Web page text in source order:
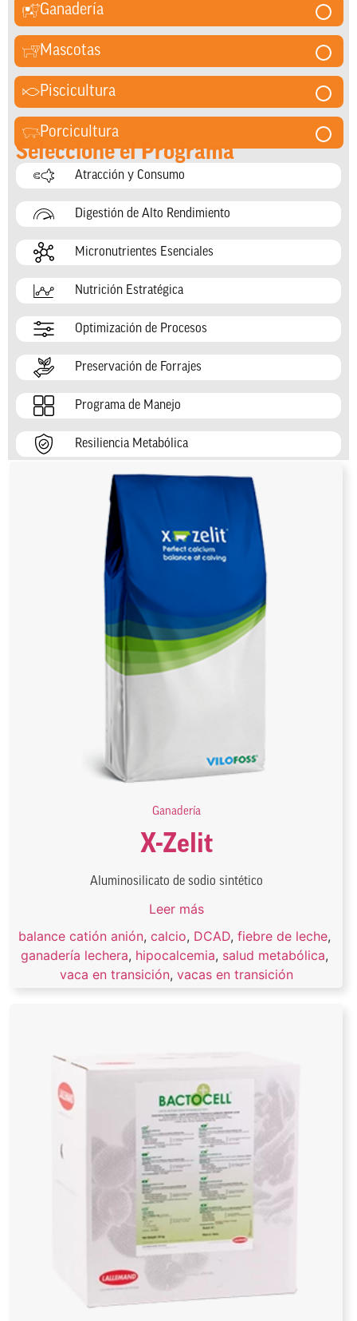
Ganadería
Mascotas
Piscicultura
Porcicultura
Seleccione el Programa
Atracción y Consumo
Digestión de Alto Rendimiento
Micronutrientes Esenciales
Nutrición Estratégica
Optimización de Procesos
Preservación de Forrajes
Programa de Manejo
Resiliencia Metabólica
Ganadería
X-Zelit
Aluminosilicato de sodio sintético
Leer más
balance catión anión, calcio, DCAD, fiebre de leche,
ganadería lechera, hipocalcemia, salud metabólica,
vaca en transición, vacas en transición